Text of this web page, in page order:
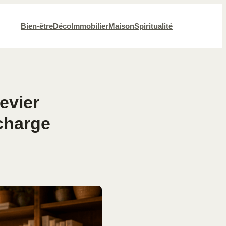
Bien-êtreDécoImmobilierMaisonSpiritualité